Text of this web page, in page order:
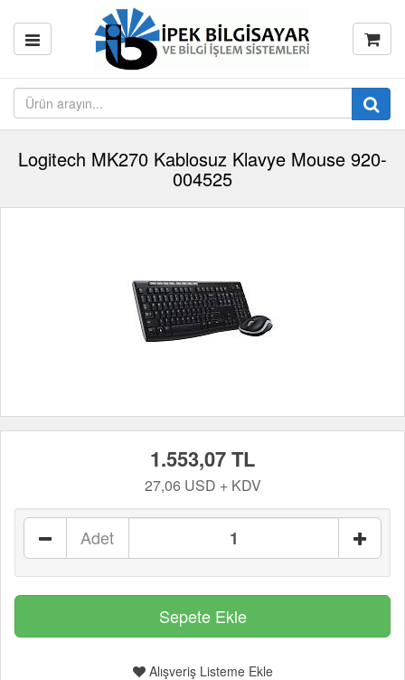
Logitech MK270 Kablosuz Klavye Mouse 920-
004525
1.553,07 TL
27,06 USD + KDV
Adet
Alışveriş Listeme Ekle